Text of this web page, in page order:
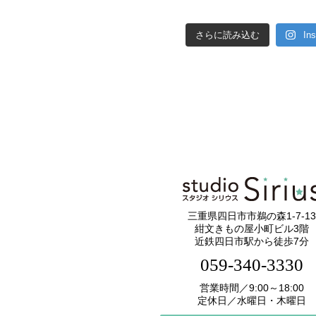
さらに読み込む
三重県四日市市鵜の森1-7-13
紺文きもの屋小町ビル3階
近鉄四日市駅から徒歩7分
059-340-3330
営業時間／9:00～18:00
定休日／水曜日・木曜日